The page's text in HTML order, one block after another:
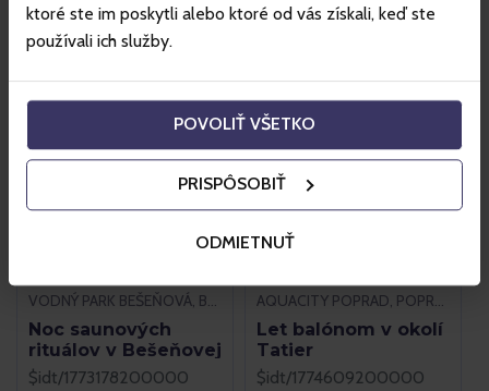
ktoré ste im poskytli alebo ktoré od vás získali, keď ste
používali ich služby.
POVOLIŤ VŠETKO
PRISPÔSOBIŤ
ODMIETNUŤ
$idt/1772344800000
Frýdek-Místek
Zobraziť vstupenky
$idt/1772344800000
Zobraziť vstupenky
Noc saunových
rituálov v Bešeňovej
$idt/1773178200000
Let balónom v okolí
Tatier
$idt/1774609200000